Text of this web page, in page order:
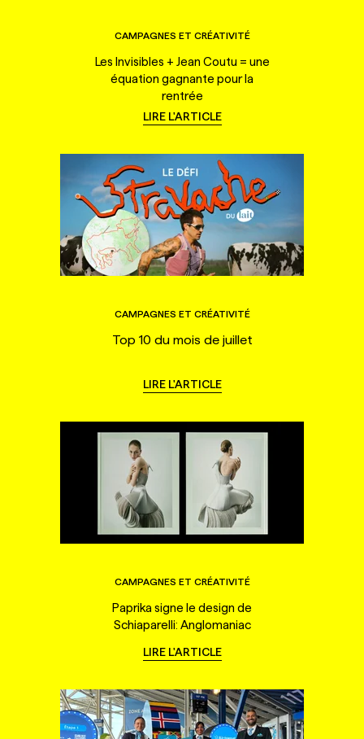
CAMPAGNES ET CRÉATIVITÉ
Les Invisibles + Jean Coutu = une
équation gagnante pour la
rentrée
LIRE L'ARTICLE
CAMPAGNES ET CRÉATIVITÉ
Top 10 du mois de juillet
LIRE L'ARTICLE
CAMPAGNES ET CRÉATIVITÉ
Paprika signe le design de
Schiaparelli: Anglomaniac
LIRE L'ARTICLE